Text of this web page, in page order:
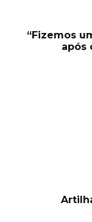
“Fizemos
após